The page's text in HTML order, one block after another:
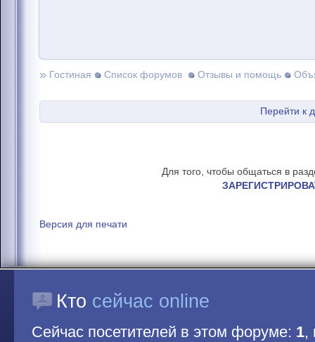
» Гостиная Список форумов Отзывы и помощь
Перейти к
Для того, чтобы общаться в
Версия для печати
Кто сейчас online
Сейчас посетителей в этом форуме: 1,